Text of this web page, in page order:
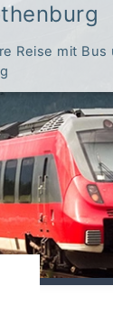
Reise mit Bus